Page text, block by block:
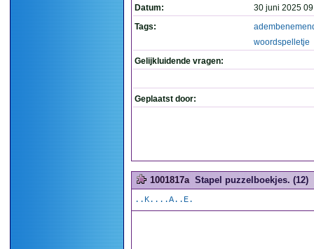
Datum:
30 juni 2025
Tags:
woordspelletje
Gelijkluidende vragen:
Geplaatst door:
1001817a Stapel puzzelboekjes. (12)
..K....A..E.